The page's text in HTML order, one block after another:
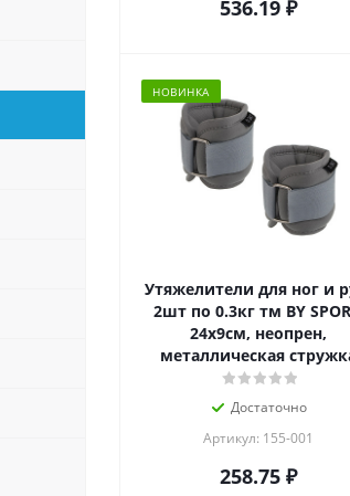
536.19₽
НОВИНКА
Утяжелители для ног и
2шт по 0.3кг тм BY
24x9см, неопрен,
металлическая
Достаточно
Артикул: 155-001
258.75₽